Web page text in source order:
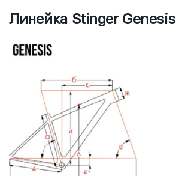
Линейка Stinger Genesis